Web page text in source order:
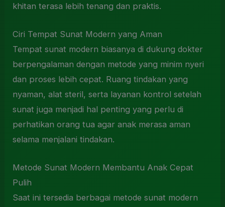
khitan terasa lebih tenang dan praktis.
Ciri Tempat Sunat Modern yang Aman
Tempat sunat modern biasanya di dukung dokter
berpengalaman dengan metode yang minim nyeri
dan proses lebih cepat. Ruang tindakan yang
nyaman, alat steril, serta layanan kontrol setelah
sunat juga menjadi hal penting yang perlu di
perhatikan orang tua agar anak merasa aman
selama menjalani tindakan.
Metode Sunat Modern Membantu Anak Cepat
Pulih
Saat ini tersedia berbagai metode sunat modern